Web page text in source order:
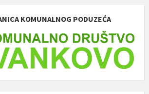
KOMUNALNOG PODUZEĆA